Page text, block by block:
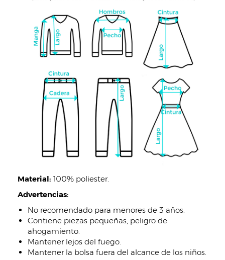
Material: 100% poliester.
Advertencias:
No recomendado para menores de 3 años.
Contiene piezas pequeñas, peligro de
ahogamiento.
Mantener lejos del fuego.
Mantener la bolsa fuera del alcance de los niños.